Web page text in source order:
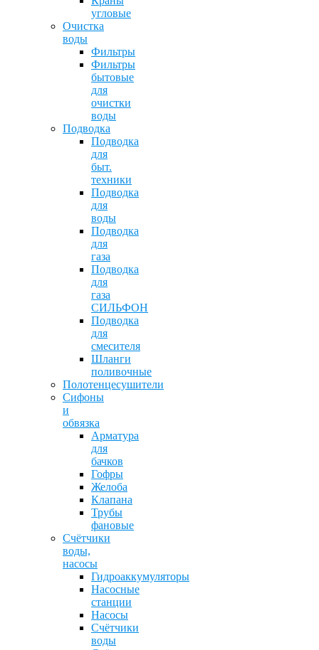
угловые
Очистка
воды
Фильтры
Фильтры
бытовые
для
очистки
воды
Подводка
Подводка
для
быт.
техники
Подводка
для
воды
Подводка
для
газа
Подводка
для
газа
СИЛЬФОН
Подводка
для
смесителя
Шланги
поливочные
Полотенцесушители
Сифоны
и
обвязка
Арматура
для
бачков
Гофры
Желоба
Клапана
Трубы
фановые
Счётчики
воды,
насосы
Гидроаккумуляторы
Насосные
станции
Насосы
Счётчики
воды